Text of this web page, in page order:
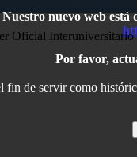
Nuestro nuevo web está
Por favor,
fin de servir como
Oficial Interuniversitario